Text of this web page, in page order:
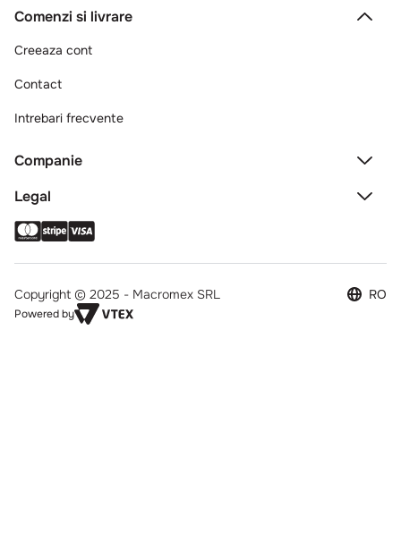
Comenzi si livrare
Creeaza cont
Contact
Intrebari frecvente
Companie
Legal
Copyright © 2025 - Macromex SRL
Powered by
RO